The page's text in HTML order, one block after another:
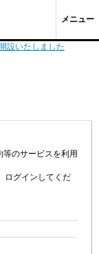
メニュー
設いたしました
のサービスを利用
ログインしてくだ